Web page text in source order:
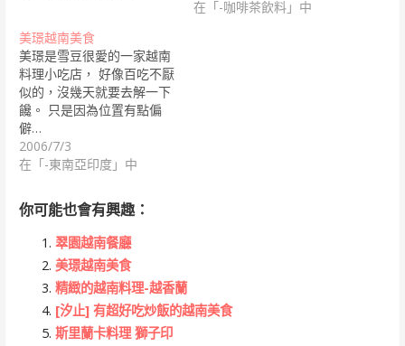
在「-咖啡茶飲料」中
美璟越南美食
美璟是雪豆很愛的一家越南
料理小吃店， 好像百吃不厭
似的，沒幾天就要去解一下
饞。 只是因為位置有點偏
僻…
2006/7/3
在「-東南亞印度」中
你可能也會有興趣：
翠園越南餐廳
美璟越南美食
精緻的越南料理-越香蘭
[汐止] 有超好吃炒飯的越南美食
斯里蘭卡料理 獅子印